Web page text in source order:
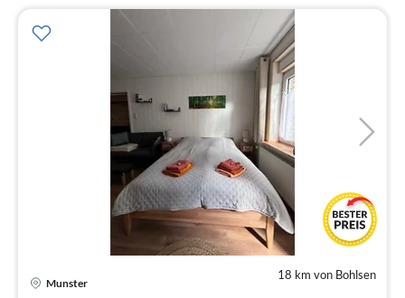
18 km von Bohlsen
Munster